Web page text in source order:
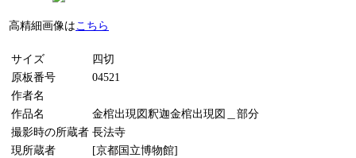
高精細画像はこちら
サイズ
四切
原板番号
04521
作者名
作品名
金棺出現図釈迦金棺出現図＿部分
撮影時の所蔵者 長法寺
現所蔵者
[京都国立博物館]